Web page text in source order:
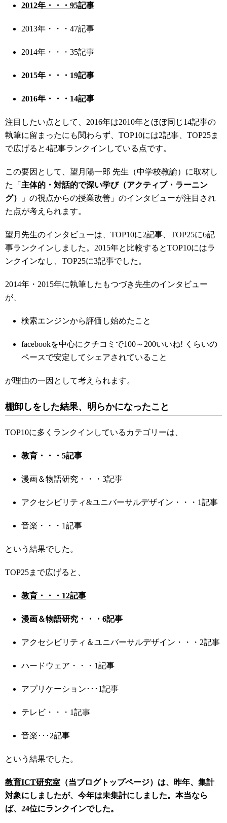
2012年・・・95記事
2013年・・・47記事
2014年・・・35記事
2015年・・・19記事
2016年・・・14記事
注目したい点として、2016年は2010年とほぼ同じ14記事の
執筆に留まったにも関わらず、TOP10には2記事、TOP25ま
で広げると4記事ランクインしている点です。
この要因として、望月陽一郎 先生（中学校教諭）に取材し
た「 主体的・対話的で深い学び（アクティブ・ラーニン
グ）
」の視点からの授業改善 」のインタビューが注目され
た点が考えられます。
望月先生のインタビューは、TOP10に2記事、TOP25に6記
事ランクインしました。2015年と比較するとTOP10にはラ
ンクインなし、TOP25に3記事でした。
2014年・2015年に執筆したもつづき先生のインタビュー
が、
検索エンジンから評価し始めたこと
facebookを中心にクチコミで100～200いいね! くらいの
ペースで安定してシェアされていること
が理由の一因として考えられます。
棚卸しをした結果、明らかになったこと
TOP10に多くランクインしているカテゴリーは、
教育・・・5記事
漫画＆物語研究・・・3記事
アクセシビリティ&ユニバーサルデザイン ・・・1記事
音楽・・・1記事
という結果でした。
TOP25まで広げると、
教育・・・12記事
漫画＆物語研究・・・6記事
アクセシビリティ＆ユニバーサルデザイン・・・2記事
ハードウェア・・・1記事
アプリケーション･･･1記事
テレビ・・・1記事
音楽･･･2記事
という結果でした。
教育ICT研究室 （当ブログトップページ）は、昨年、集計
対象にしましたが、今年は未集計にしました。本当なら
ば、24位にランクインでした。